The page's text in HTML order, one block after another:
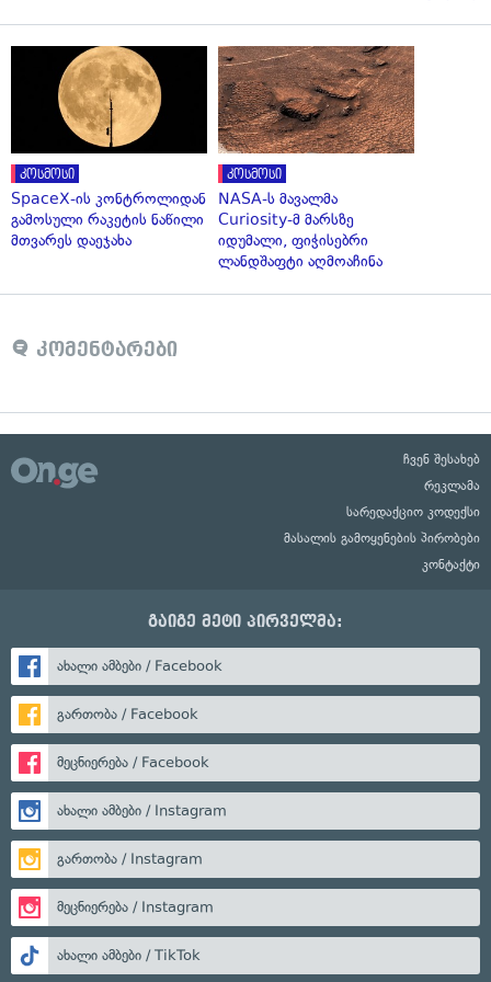
კოსმოსი
SpaceX-ის კონტროლიდან
გამოსული რაკეტის ნაწილი
მთვარეს დაეჯახა
კოსმოსი
NASA-ს მავალმა
Curiosity-მ მარსზე
იდუმალი, ფიჭისებრი
ლანდშაფტი აღმოაჩინა
კომენტარები
ჩვენ შესახებ
რეკლამა
სარედაქციო კოდექსი
მასალის გამოყენების პირობები
კონტაქტი
გაიგე მეტი პირველმა:
ახალი ამბები / Facebook
გართობა / Facebook
მეცნიერება / Facebook
ახალი ამბები / Instagram
გართობა / Instagram
მეცნიერება / Instagram
ახალი ამბები / TikTok